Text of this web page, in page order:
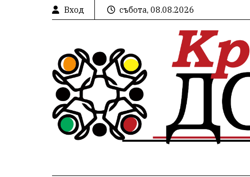
Вход събота, 08.08.2026